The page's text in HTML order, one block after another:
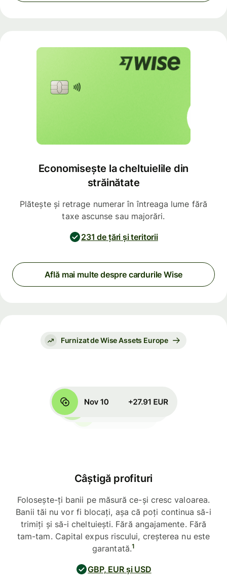
Economisește la cheltuielile din
străinătate
Plătește și retrage numerar în întreaga lume fără
taxe ascunse sau majorări.
231 de țări și teritorii
Află mai multe despre cardurile Wise
Furnizat de Wise Assets Europe
Câștigă profituri
Folosește-ți banii pe măsură ce-și cresc valoarea.
Banii tăi nu vor fi blocați, așa că poți continua să-i
trimiți și să-i cheltuiești. Fără angajamente. Fără
tam-tam. Capital expus riscului, creșterea nu este
garantată.1
GBP, EUR și USD